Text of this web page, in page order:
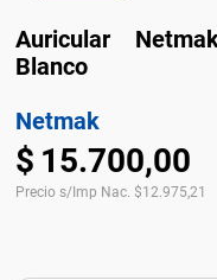
Auricular
Blanco
Netmak
$ 15.700,00
Precio s/Imp Nac. $12.975,21